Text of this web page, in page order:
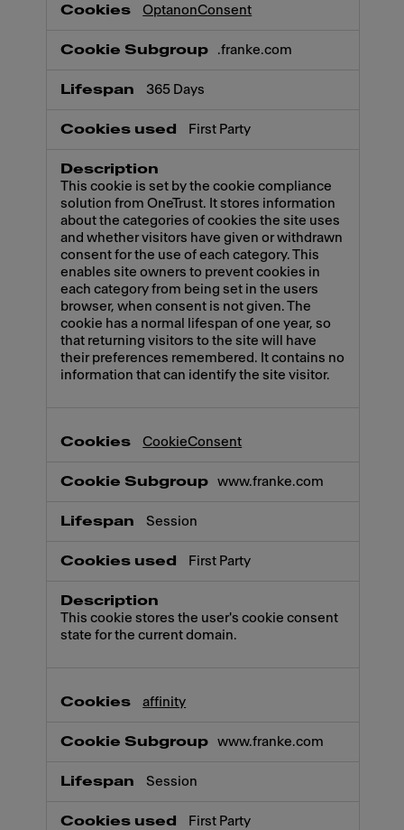
OptanonConsent
.franke.com
365 Days
First Party
This cookie is set by the cookie compliance
solution from OneTrust. It stores information
about the categories of cookies the site uses
and whether visitors have given or withdrawn
consent for the use of each category. This
enables site owners to prevent cookies in
each category from being set in the users
browser, when consent is not given. The
cookie has a normal lifespan of one year, so
that returning visitors to the site will have
their preferences remembered. It contains no
information that can identify the site visitor.
CookieConsent
www.franke.com
Session
First Party
This cookie stores the user's cookie consent
state for the current domain.
affinity
www.franke.com
Session
First Party